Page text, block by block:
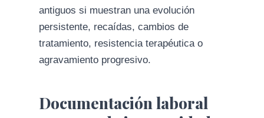
antiguos si muestran una evolución
persistente, recaídas, cambios de
tratamiento, resistencia terapéutica o
agravamiento progresivo.
Documentación laboral